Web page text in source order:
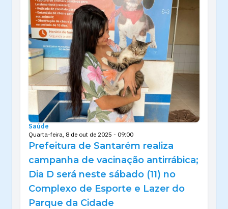
Saúde
Quarta-feira, 8 de out de 2025 - 09:00
Prefeitura de Santarém realiza
campanha de vacinação antirrábica;
Dia D será neste sábado (11) no
Complexo de Esporte e Lazer do
Parque da Cidade